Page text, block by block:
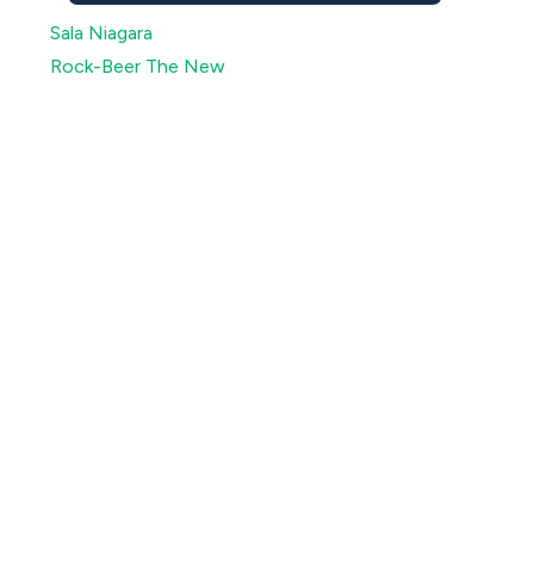
Sala Niagara
Rock-Beer The New